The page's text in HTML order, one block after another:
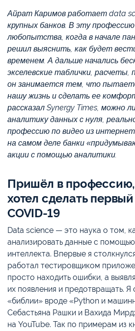
Айрат Каримов работает data
крупных банков. В эту
любопытства, когда в начале
решил выяснить, как будет
временем. А дальше начались
экселевские таблички, расчеты,
он занимается тем, что
нашу жизнь и сделать ее
рассказал Synergy Times, можно
аналитику данных с нуля,
профессию по видео из
на самом деле банки
акции с помощью аналитики.
Пришёл в профессию,
хотел сделать
COVID-19
Data science — это наука о том,
анализировать данные с
интеллекта. Впервые я
работал тестировщиком
просто находить ошибки, а
их появления и предотвращать. Я
«библии» вроде «Python и
Себастьяна Рашки и Вахида
на YouTube. Так по примерам из